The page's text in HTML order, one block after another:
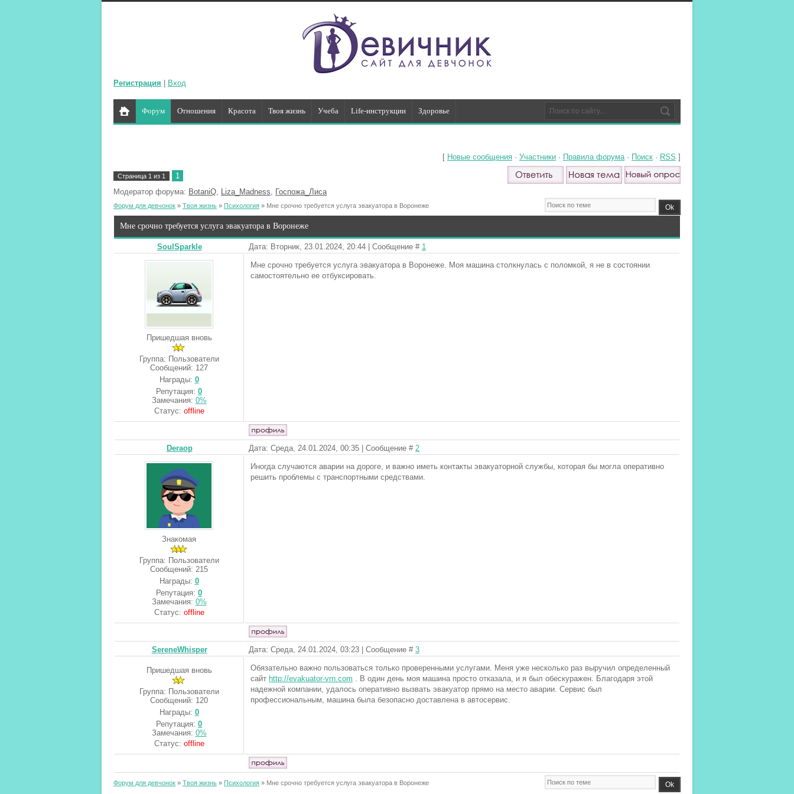
Регистрация Вход
Форум Отношения Красота Твоя жизнь Учеба Life-инструкции Здоровье
[ Новые сообщения · Участники · Правила форума· Поиск · RSS ]
Страница 1 из 1
1
Модератор форума: BotaniQ, Liza_Madness, Госпожа_Лиса
Форум для девчонок » Твоя жизнь » Психология » Мне срочно требуется услуга эвакуатора в Воронеже
Мне срочно требуется услуга эвакуатора в Воронеже
SoulSparkle Дата: Вторник, 23.01.2024, 20:44 | Сообщение # 1
Пришедшая вновь
Группа: Пользователи
Сообщений: 127
Награды: 0
Репутация: 0
Замечания: 0%
Статус: offline
Мне срочно требуется услуга эвакуатора в Воронеже. Моя машина столкнулась с поломкой, я не в состоянии
самостоятельно ее отбуксировать.
Deraop Дата: Среда, 24.01.2024, 00:35 | Сообщение # 2
Знакомая
Группа: Пользователи
Сообщений: 215
Награды: 0
Репутация: 0
Замечания: 0%
Статус: offline
Иногда случаются аварии на дороге, и важно иметь контакты эвакуаторной службы, которая бы могла оперативно
решить проблемы с транспортными средствами.
SereneWhisper Дата: Среда, 24.01.2024, 03:23 | Сообщение # 3
Пришедшая вновь
Группа: Пользователи
Сообщений: 120
Награды: 0
Репутация: 0
Замечания: 0%
Статус: offline
Обязательно важно пользоваться только проверенными услугами. Меня уже несколько раз выручил определенный
сайт http://evakuator-vrn.com . В один день моя машина просто отказала, и я был обескуражен. Благодаря этой
надежной компании, удалось оперативно вызвать эвакуатор прямо на место аварии. Сервис был
профессиональным, машина была безопасно доставлена в автосервис.
Форум для девчонок » Твоя жизнь » Психология » Мне срочно требуется услуга эвакуатора в Воронеже